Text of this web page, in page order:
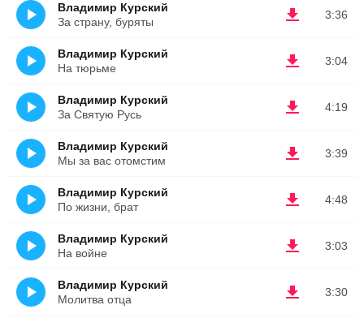
3:36
Владимир Курский
За страну, буряты
3:04
Владимир Курский
На тюрьме
4:19
Владимир Курский
За Святую Русь
3:39
Владимир Курский
Мы за вас отомстим
4:48
Владимир Курский
По жизни, брат
3:03
Владимир Курский
На войне
3:30
Владимир Курский
Молитва отца